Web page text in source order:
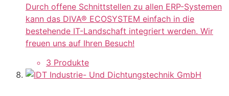
Durch offene Schnittstellen zu allen ERP-Systemen
kann das DIVA® ECOSYSTEM einfach in die
bestehende IT-Landschaft integriert werden. Wir
freuen uns auf Ihren Besuch!
3 Produkte